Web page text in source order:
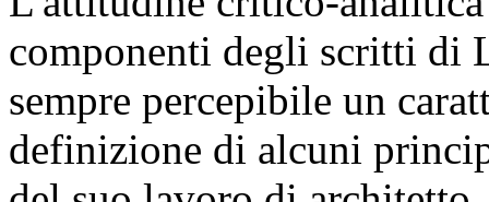
componenti degli scritti di
sempre percepibile un
definizione di alcuni